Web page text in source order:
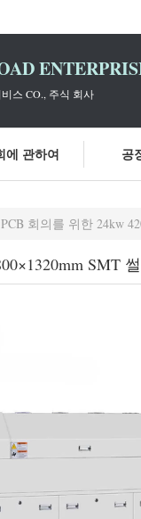
스 CO., 주식 회사
에 관하여 공
PCB 회의를 위한 24kw
SMT